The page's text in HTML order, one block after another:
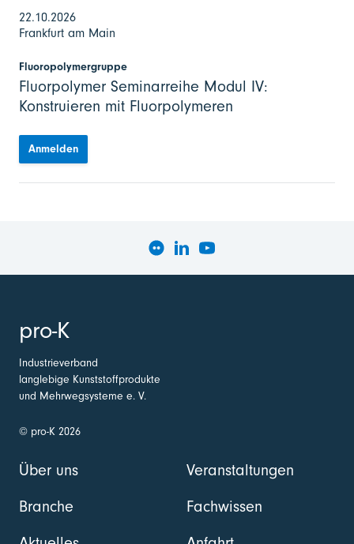
22.10.2026
Frankfurt am Main
Fluoropolymergruppe
Fluorpolymer Seminarreihe Modul IV:
Konstruieren mit Fluorpolymeren
Anmelden
pro-K
Industrieverband
langlebige Kunststoffprodukte
und Mehrwegsysteme e. V.
© pro-K 2026
Über uns
Branche
Veranstaltungen
Fachwissen